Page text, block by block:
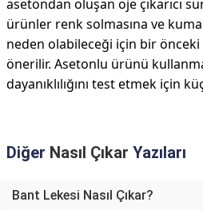
asetondan oluşan oje çıkarıcı
ürünler renk solmasına ve
neden olabileceği için bir
önerilir. Asetonlu ürünü
dayanıklılığını test etmek için
Diğer Nasıl Çıkar Yazıları
Bant Lekesi Nasıl Çıkar?